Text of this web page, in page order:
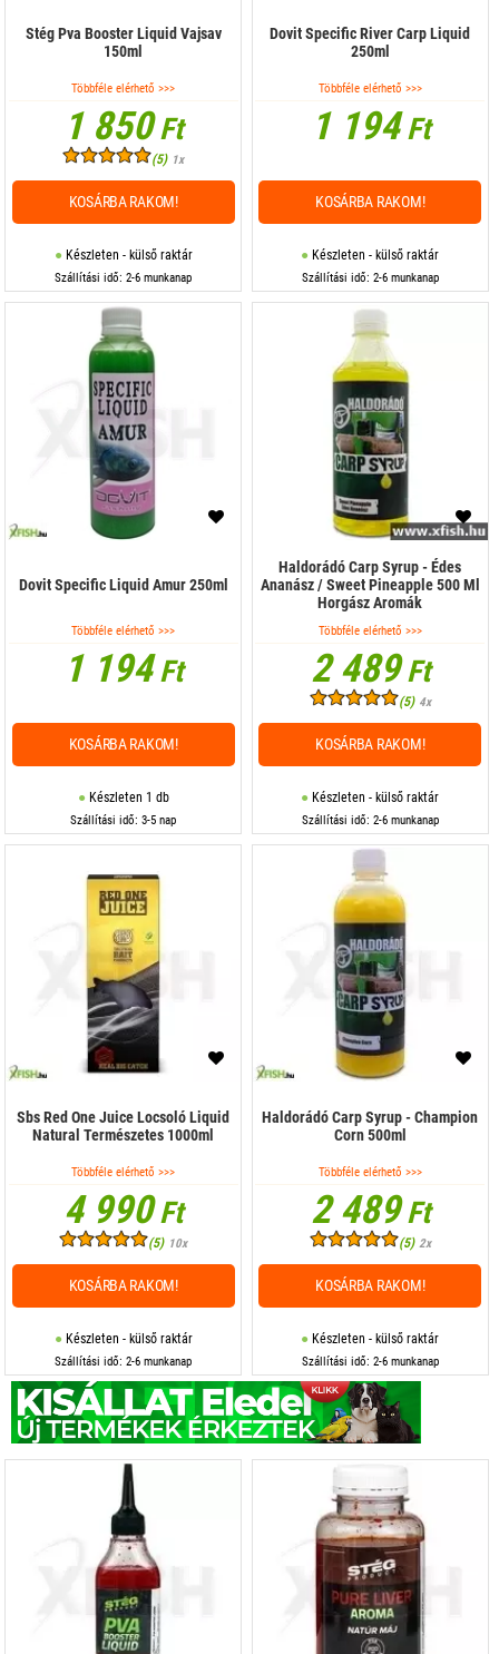
Stég Pva Booster Liquid Vajsav
150ml
Többféle elérhető >>>
1 850Ft
(5) 1x
Készleten - külső raktár
Szállítási idő: 2-6 munkanap
KOSÁRBA RAKOM!
Dovit Specific River Carp Liquid
250ml
Többféle elérhető >>>
1 194Ft
Készleten - külső raktár
Szállítási idő: 2-6 munkanap
KOSÁRBA RAKOM!
Dovit Specific Liquid Amur 250ml
Többféle elérhető >>>
1 194Ft
Készleten 1 db
Szállítási idő: 3-5 nap
KOSÁRBA RAKOM!
Haldorádó Carp Syrup - Édes
Ananász / Sweet Pineapple 500 Ml
Horgász Aromák
Többféle elérhető >>>
2 489Ft
(5) 4x
Készleten - külső raktár
Szállítási idő: 2-6 munkanap
KOSÁRBA RAKOM!
Sbs Red One Juice Locsoló Liquid
Natural Természetes 1000ml
Többféle elérhető >>>
4 990Ft
(5) 10x
Készleten - külső raktár
Szállítási idő: 2-6 munkanap
KOSÁRBA RAKOM!
Haldorádó Carp Syrup - Champion
Corn 500ml
Többféle elérhető >>>
2 489Ft
(5) 2x
Készleten - külső raktár
Szállítási idő: 2-6 munkanap
KOSÁRBA RAKOM!